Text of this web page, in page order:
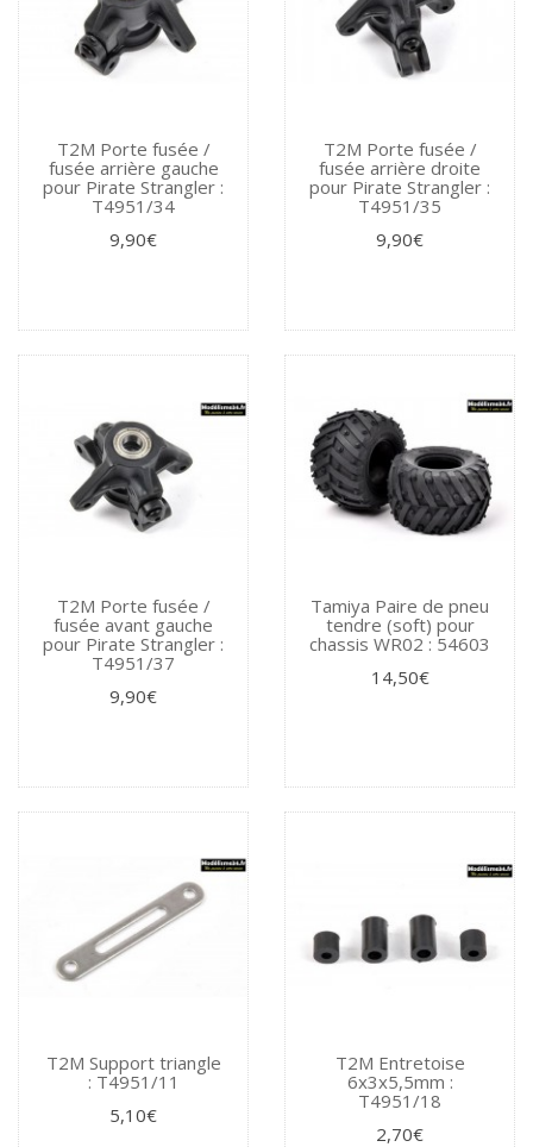
T2M Porte fusée /
fusée arrière gauche
pour Pirate Strangler :
T4951/34
9,90€
T2M Porte fusée /
fusée arrière droite
pour Pirate Strangler :
T4951/35
9,90€
T2M Porte fusée /
fusée avant gauche
pour Pirate Strangler :
T4951/37
9,90€
Tamiya Paire de pneu
tendre (soft) pour
chassis WR02 : 54603
14,50€
T2M Support triangle
: T4951/11
5,10€
T2M Entretoise
6x3x5,5mm :
T4951/18
2,70€